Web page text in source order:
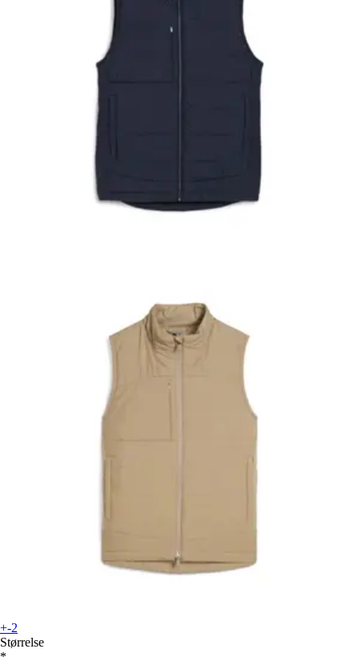
+-2
Størrelse
*